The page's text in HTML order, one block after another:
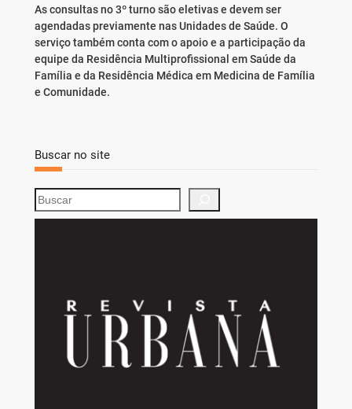
As consultas no 3º turno são eletivas e devem ser
agendadas previamente nas Unidades de Saúde. O
serviço também conta com o apoio e a participação da
equipe da Residência Multiprofissional em Saúde da
Família e da Residência Médica em Medicina de Família
e Comunidade.
Buscar no site
S
e